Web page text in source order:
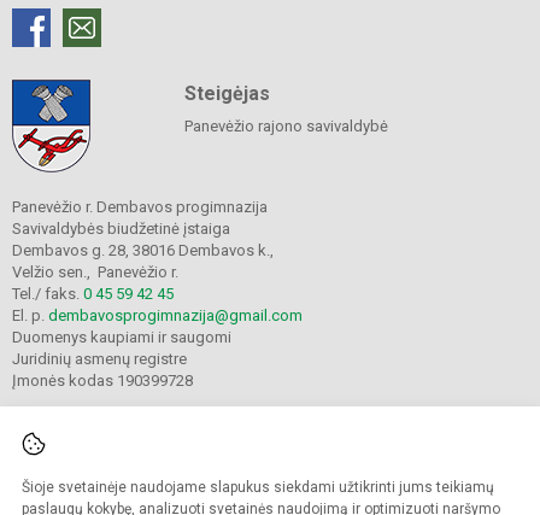
Šioje svetainėje naudojame slapukus siekdami užtikrinti jums teikiamų
paslaugų kokybę, analizuoti svetainės naudojimą ir optimizuoti naršymo
Steigėjas
Panevėžio rajono savivaldybė
Panevėžio r. Dembavos progimnazija
Savivaldybės biudžetinė įstaiga
Dembavos g. 28, 38016 Dembavos k.,
Velžio sen., Panevėžio r.
Tel./ faks. 0 45 59 42 45
El. p. dembavosprogimnazija@gmail.com
Duomenys kaupiami ir saugomi
Juridinių asmenų registre
Įmonės kodas 190399728
© 2021. Panevėžio r. Dembavos progimnazija. Visos teisės saugomos.
Kopijuoti turinį be raštiško progimnazijos sutikimo griežtai draudžiama.